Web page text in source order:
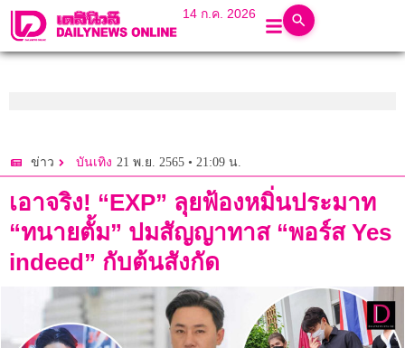
14 ก.ค. 2026
ข่าว บันเทิง 21 พ.ย. 2565 • 21:09 น.
เอาจริง! “EXP” ลุยฟ้องหมิ่นประมาท
“ทนายตั้ม” ปมสัญญาทาส “พอร์ส Yes
indeed” กับต้นสังกัด